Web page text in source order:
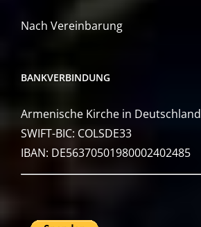
Nach Vereinbarung
BANKVERBINDUNG
Armenische Kirche in Deutschland
SWIFT-BIC: COLSDE33
IBAN: DE56370501980002402485